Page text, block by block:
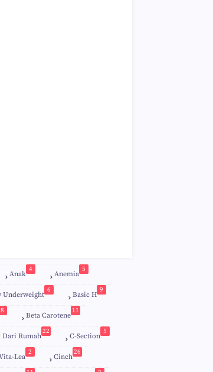
Anak
4
Anemia
5
Underweight
6
Basic H
9
8
Beta Carotene
11
Dari Rumah
22
C-Section
5
Lea
2
Cinch
26